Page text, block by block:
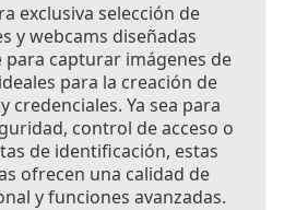
exclusiva selección de
y webcams diseñadas
para capturar imágenes de
para la creación de
credenciales. Ya sea para
control de acceso o
de identificación, estas
ofrecen una calidad de
y funciones avanzadas.